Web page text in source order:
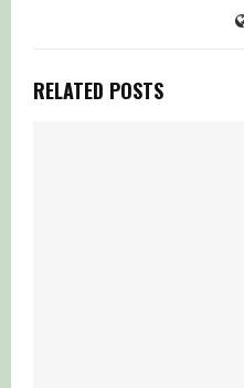
RELATED POSTS